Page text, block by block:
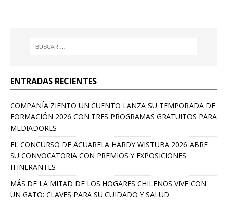
ENTRADAS RECIENTES
COMPAÑÍA ZIENTO UN CUENTO LANZA SU TEMPORADA DE
FORMACIÓN 2026 CON TRES PROGRAMAS GRATUITOS PARA
MEDIADORES
EL CONCURSO DE ACUARELA HARDY WISTUBA 2026 ABRE
SU CONVOCATORIA CON PREMIOS Y EXPOSICIONES
ITINERANTES
MÁS DE LA MITAD DE LOS HOGARES CHILENOS VIVE CON
UN GATO: CLAVES PARA SU CUIDADO Y SALUD